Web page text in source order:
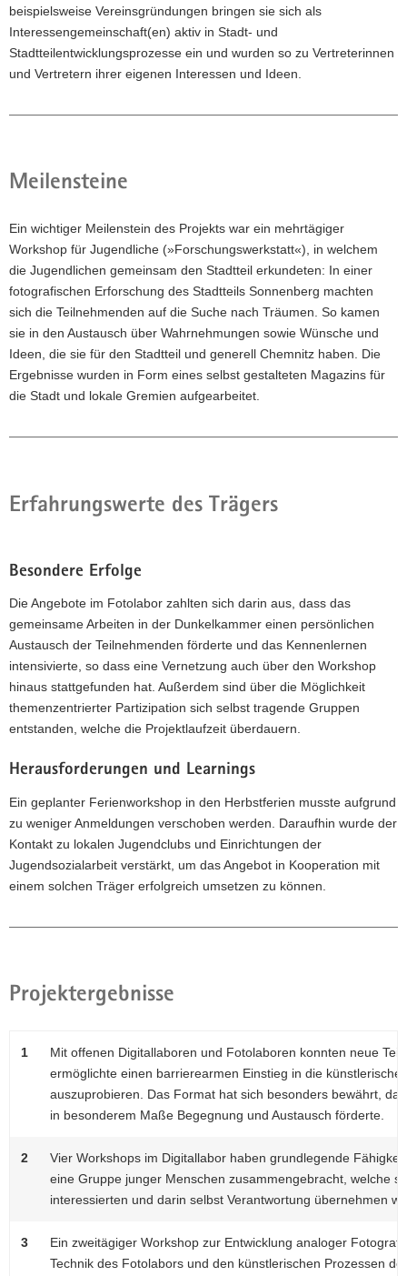
beispielsweise Vereinsgründungen bringen sie sich als
Interessengemeinschaft(en) aktiv in Stadt- und
Stadtteilentwicklungsprozesse ein und wurden so zu Vertreterinnen
und Vertretern ihrer eigenen Interessen und Ideen.
Meilensteine
Ein wichtiger Meilenstein des Projekts war ein mehrtägiger
Workshop für Jugendliche (»Forschungswerkstatt«), in welchem
die Jugendlichen gemeinsam den Stadtteil erkundeten: In einer
fotografischen Erforschung des Stadtteils Sonnenberg machten
sich die Teilnehmenden auf die Suche nach Träumen. So kamen
sie in den Austausch über Wahrnehmungen sowie Wünsche und
Ideen, die sie für den Stadtteil und generell Chemnitz haben. Die
Ergebnisse wurden in Form eines selbst gestalteten Magazins für
die Stadt und lokale Gremien aufgearbeitet.
Erfahrungswerte des Trägers
Besondere Erfolge
Die Angebote im Fotolabor zahlten sich darin aus, dass das
gemeinsame Arbeiten in der Dunkelkammer einen persönlichen
Austausch der Teilnehmenden förderte und das Kennenlernen
intensivierte, so dass eine Vernetzung auch über den Workshop
hinaus stattgefunden hat. Außerdem sind über die Möglichkeit
themenzentrierter Partizipation sich selbst tragende Gruppen
entstanden, welche die Projektlaufzeit überdauern.
Herausforderungen und Learnings
Ein geplanter Ferienworkshop in den Herbstferien musste aufgrund
zu weniger Anmeldungen verschoben werden. Daraufhin wurde der
Kontakt zu lokalen Jugendclubs und Einrichtungen der
Jugendsozialarbeit verstärkt, um das Angebot in Kooperation mit
einem solchen Träger erfolgreich umsetzen zu können.
Projektergebnisse
1
Mit offenen Digitallaboren und Fotolaboren konnten neue
ermöglichte einen barrierearmen Einstieg in die
auszuprobieren. Das Format hat sich besonders bewährt,
in besonderem Maße Begegnung und Austausch förderte.
2
Vier Workshops im Digitallabor haben grundlegende
eine Gruppe junger Menschen zusammengebracht, welche
interessierten und darin selbst Verantwortung übernehmen
3
Ein zweitägiger Workshop zur Entwicklung analoger
Technik des Fotolabors und den künstlerischen Prozessen